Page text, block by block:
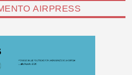
AIRPRESS